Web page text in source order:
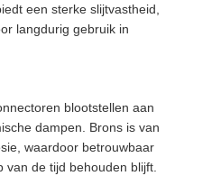
een sterke slijtvastheid,
langdurig gebruik in
blootstellen aan
dampen. Brons is van
waardoor betrouwbaar
de tijd behouden blijft.